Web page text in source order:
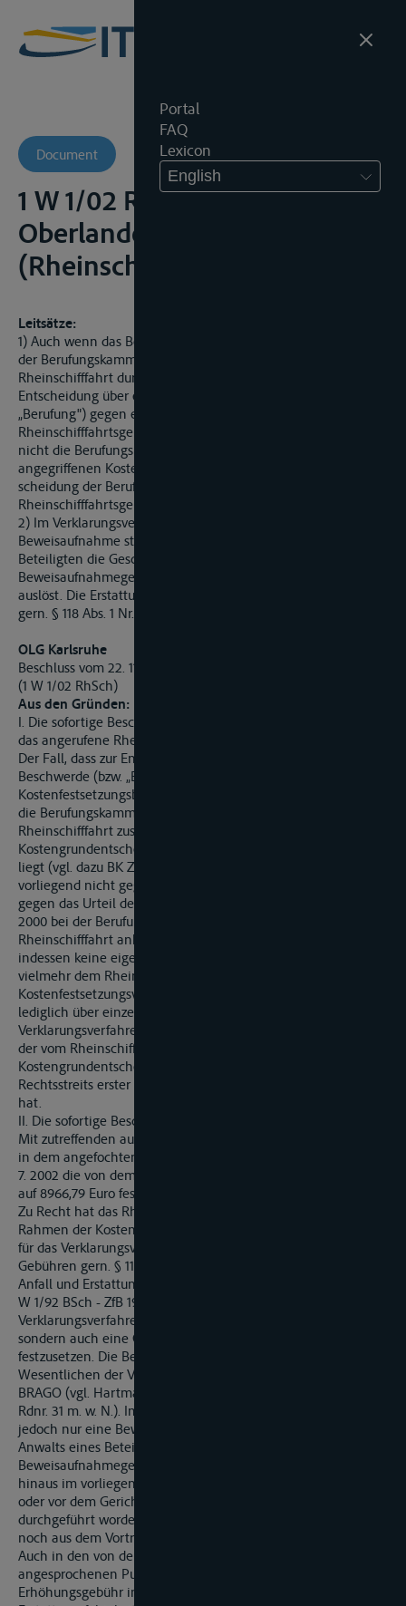
Portal
FAQ
Lexicon
English
Document
1 W 1/02 RhSch -
Oberlandesgericht
(Rheinschiffahrtsobergericht)
Leitsätze:
1) Auch wenn das Berufungsverfahren in der Hauptsache vor
der Berufungskammer der Zentralkommission für die
Rheinschifffahrt durchgeführt worden war, ist zur
Entscheidung über eine sofortige Beschwerde (bzw.
„Berufung") gegen einen Kostenfestsetzungsbeschluss eines
Rheinschifffahrtsgerichts das Rheinschifffahrtsobergericht und
nicht die Berufungskammer zuständig, wenn der
angegriffenen Kostenfestsetzung keine Kostengrundent
scheidung der Berufungskammer, sondern eine solche des
Rheinschifffahrtsgerichts zugrunde liegt.
2) Im Verklarungsverfahren findet in der Regel nur eine
Beweisaufnahme statt, die zugunsten des Anwalts eines
Beteiligten die Geschäftsgebühr und die
Beweisaufnahmegebühr des § 118 Abs. 1 Nr. 1 und 3 BRAGO
auslöst. Die Erstattungsfählgkeit einer Besprechungsgebühr
gern. § 118 Abs. 1 Nr. 1 BRAGO ist regelmäßig nicht gegeben.
OLG Karlsruhe
Beschluss vom 22. 11. 2002
(1 W 1/02 RhSch)
Aus den Gründen:
I. Die sofortige Beschwerde ist zulässig. Zur Entscheidung ist
das angerufene Rheinschifffahrtsobergericht zuständig.
Der Fall, dass zur Entscheidung über eine sofortige
Beschwerde (bzw. „Berufung") gegen einen
Kostenfestsetzungsbeschluss eines Rheinschifffahrtsgerichts
die Berufungskammer der Zentralkommission für die
Rheinschifffahrt zuständig ist, weil der Kostenfestsetzung eine
Kostengrundentscheidung der Berufungskammer zugrunde
liegt (vgl. dazu BK ZKR ZfB 1994, Heft 14 S. 29 = Slg S. 1485), ist
vorliegend nicht gegeben. Zwar war das Berufungsverfahren
gegen das Urteil des Rheinschifffahrtsgerichts M. vom 9. 3.
2000 bei der Berufungskammer der Zentralkommission für die
Rheinschifffahrt anhängig. Deren Berufungsurteil enthält
indessen keine eigene Kostengrundentscheidung; diese ist
vielmehr dem Rheinschifffahrtsgericht übertragen worden. Im
Kostenfestsetzungsverfahren streiten die Parteien auch
lediglich über einzelne Positionen hinsichtlich des
Verklarungsverfahrens. Die Erstattungspflicht richtet sich nach
der vom Rheinschifffahrtsgericht getroffenen
Kostengrundentscheidung, wonach von den Kosten des
Rechtsstreits erster Instanz die KI. 1/10, der Bekl. 9/10 zu tragen
hat.
II. Die sofortige Beschwerde ist nicht begründet.
Mit zutreffenden ausführlichen Gründen hat der Rechtspfleger
in dem angefochtenen Kostenfestsetzungsbeschluss vom 30.
7. 2002 die von dem Bekl. an die KI. zu erstattenden Kosten
auf 8966,79 Euro festgesetzt.
Zu Recht hat das Rheinschifffahrtsgericht es abgelehnt, im
Rahmen der Kostenfestsetzung des Hauptsacherechtsstreits
für das Verklarungsverfahren zugunsten der Kl. nicht nur
Gebühren gern. § 118 Abs. 1 Nr. 1 und 3 BRAGO (vgl. zu deren
Anfall und Erstattungsfähigkeit OLG Karlsruhe vom B. 5. 1992 -
W 1/92 BSch - ZfB 1993, 1404 = VRS 83, 251; v. Waldstein, Das
Verklarungsverfahren im Binnenschifffahrtsrecht S. 105),
sondern auch eine Gebühr gern. § 118 Abs. 1 Nr. 2 BRAGO
festzusetzen. Die Besprechungsgebühr entspricht im
Wesentlichen der Verhandlungsgebühr des § 31 Abs. 1 Nr. 2
BRAGO (vgl. Hartmann, Kostengesetze 31. Aufl. § 118 BRAGO
Rdnr. 31 m. w. N.). Im Verklarungsverfahren findet in der Regel
jedoch nur eine Beweisaufnahme statt, die zugunsten des
Anwalts eines Beteiligten die Geschäftsgebühr und die
Beweisaufnahmegebühr auslöst; dass ausnahmsweise darüber
hinaus im vorliegenden Fall eine Verhandlung angeordnet
oder vor dem Gericht mit dem Gegner oder einem Dritten
durchgeführt worden wäre, ergibt sich weder aus den Akten
noch aus dem Vortrag der Beschwerdeführerin.
Auch in den von der KI. mit der Beschwerde im Übrigen
angesprochenen Punkten (Nichterstattungsfähigkeit einer
Erhöhungsgebühr im vorliegenden Fall; mangelnde